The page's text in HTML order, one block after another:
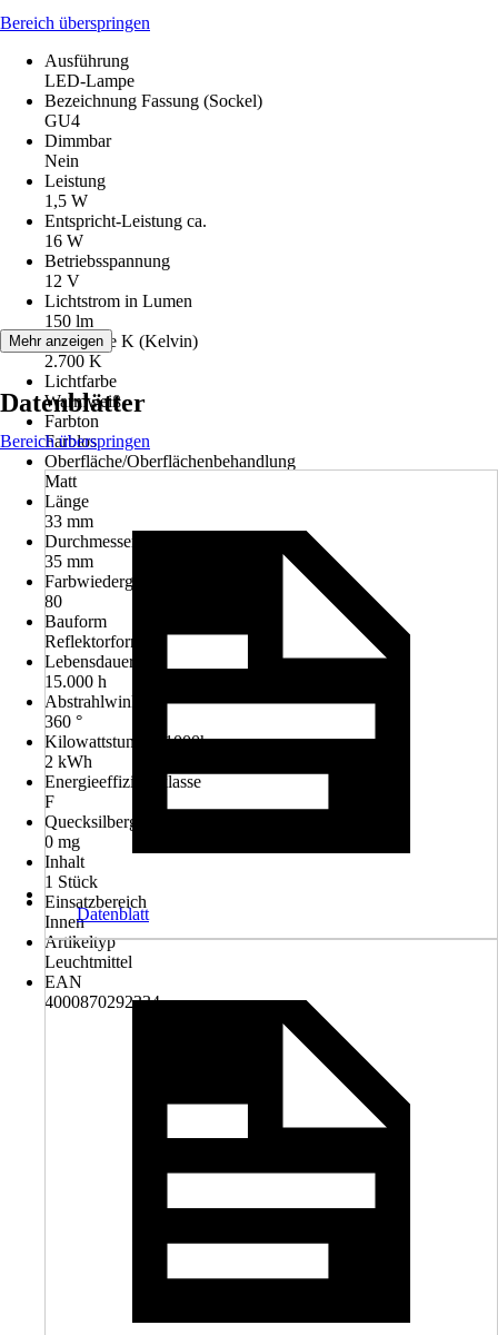
Bereich überspringen
Ausführung
LED-Lampe
Bezeichnung Fassung (Sockel)
GU4
Dimmbar
Nein
Leistung
1,5 W
Entspricht-Leistung ca.
16 W
Betriebsspannung
12 V
Lichtstrom in Lumen
150 lm
Lichtfarbe K (Kelvin)
2.700 K
Lichtfarbe
Warmweiß
Farbton
Farblos
Oberfläche/Oberflächenbehandlung
Matt
Länge
33 mm
Durchmesser
35 mm
Farbwiedergabe (Ra)
80
Bauform
Reflektorform
Lebensdauer
15.000 h
Abstrahlwinkel
360 °
Kilowattstunden/1000h
2 kWh
Energieeffizienzklasse
F
Quecksilbergehalt d. Lampe
0 mg
Inhalt
1 Stück
Einsatzbereich
Innen
Artikeltyp
Leuchtmittel
EAN
4000870292334
Mehr anzeigen
Datenblätter
Bereich überspringen
Datenblatt